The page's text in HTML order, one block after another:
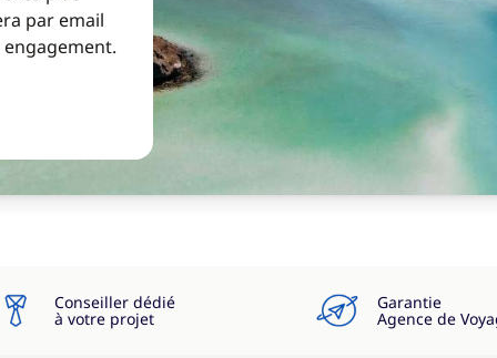
par email
Conseiller dédié
à votre projet
Garantie
Agence de